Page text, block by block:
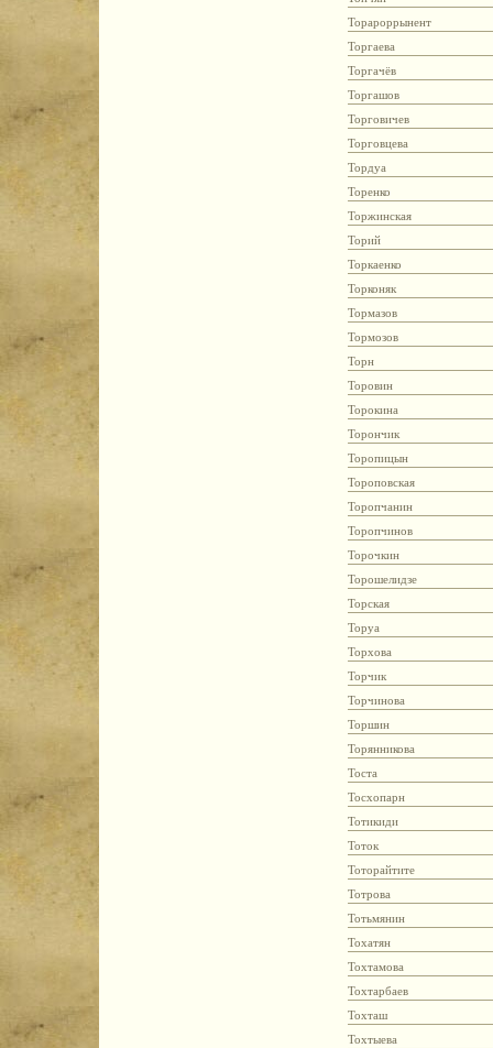
Торароррынент
Торгаева
Торгачёв
Торгашов
Торговичев
Торговцева
Тордуа
Торенко
Торжинская
Торий
Торкаенко
Торконяк
Тормазов
Тормозов
Торн
Торовин
Торокина
Торончик
Торопицын
Тороповская
Торопчанин
Торопчинов
Торочкин
Торошелидзе
Торская
Торуа
Торхова
Торчик
Торчинова
Торшин
Торянникова
Тоста
Тосхопарн
Тотикиди
Тоток
Тоторайтите
Тотрова
Тотьмянин
Тохатян
Тохтамова
Тохтарбаев
Тохташ
Тохтыева